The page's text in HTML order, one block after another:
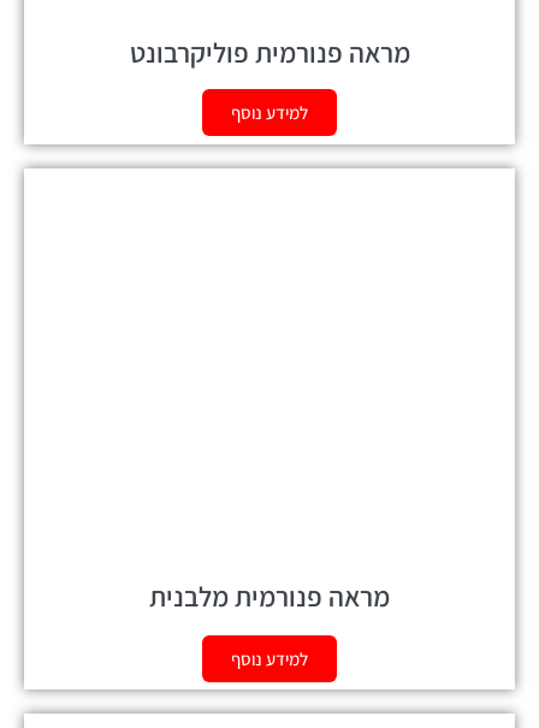
מראה פנורמית פוליקרבונט
למידע נוסף
מראה פנורמית מלבנית
למידע נוסף